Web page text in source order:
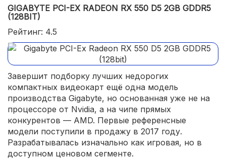
GIGABYTE PCI-EX RADEON RX 550 D5 2GB GDDR5
(128BIT)
Рейтинг: 4.5
Завершит подборку лучших недорогих
компактных видеокарт ещё одна модель
производства Gigabyte, но основанная уже не на
процессоре от Nvidia, а на чипе прямых
конкурентов — AMD. Первые референсные
модели поступили в продажу в 2017 году.
Разрабатывалась изначально как игровая, но в
доступном ценовом сегменте.